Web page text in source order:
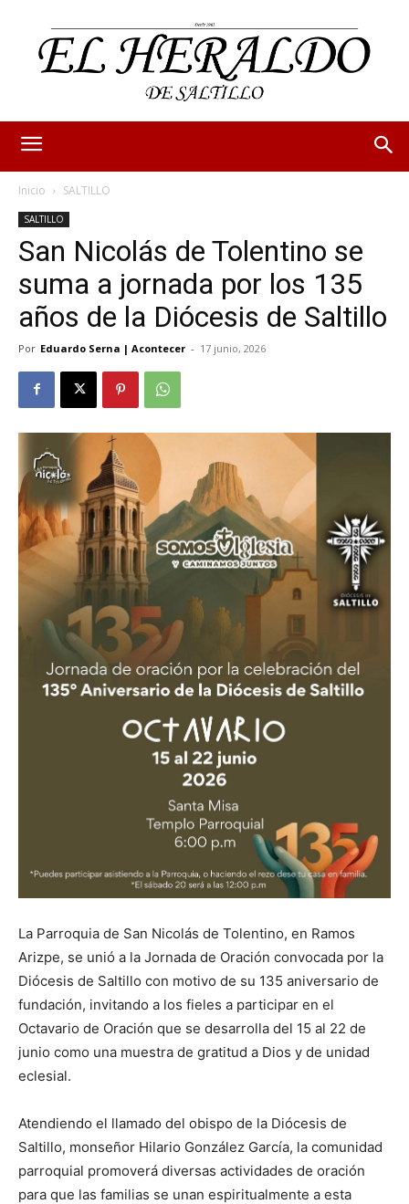
Inicio SALTILLO
SALTILLO
San Nicolás de Tolentino se
suma a jornada por los 135
años de la Diócesis de Saltillo
Por Eduardo Serna | Acontecer - 17 junio, 2026
La Parroquia de San Nicolás de Tolentino, en Ramos
Arizpe, se unió a la Jornada de Oración convocada por la
Diócesis de Saltillo con motivo de su 135 aniversario de
fundación, invitando a los fieles a participar en el
Octavario de Oración que se desarrolla del 15 al 22 de
junio como una muestra de gratitud a Dios y de unidad
eclesial.
Atendiendo el llamado del obispo de la Diócesis de
Saltillo, monseñor Hilario González García, la comunidad
parroquial promoverá diversas actividades de oración
para que las familias se unan espiritualmente a esta